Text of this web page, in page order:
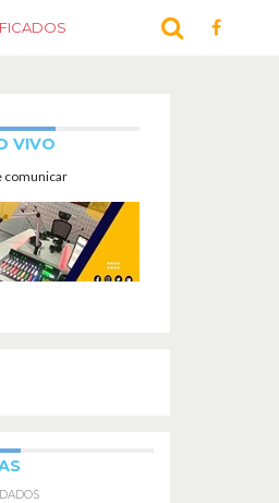
VIVO
comunicar